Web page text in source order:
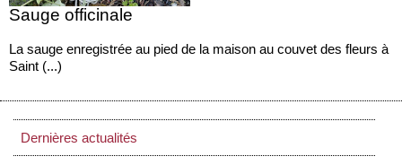
Sauge officinale
La sauge enregistrée au pied de la maison au couvet des fleurs à
Saint (...)
Dernières actualités